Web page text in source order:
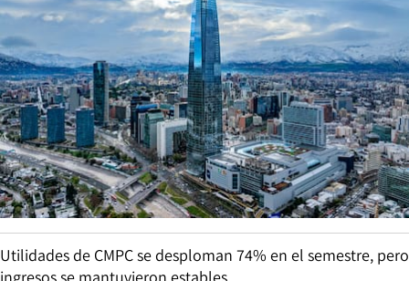
Utilidades de CMPC se desploman 74% en el semestre, pero